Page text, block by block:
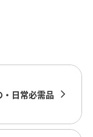
日常必需品